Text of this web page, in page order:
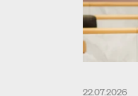
22.07.2026